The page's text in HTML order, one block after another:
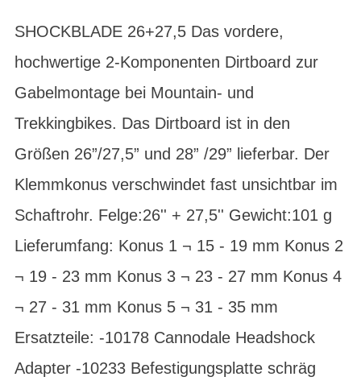
SHOCKBLADE 26+27,5 Das vordere,
hochwertige 2-Komponenten Dirtboard zur
Gabelmontage bei Mountain- und
Trekkingbikes. Das Dirtboard ist in den
Größen 26”/27,5” und 28” /29” lieferbar. Der
Klemmkonus verschwindet fast unsichtbar im
Schaftrohr. Felge:26'' + 27,5'' Gewicht:101 g
Lieferumfang: Konus 1 ¬ 15 - 19 mm Konus 2
¬ 19 - 23 mm Konus 3 ¬ 23 - 27 mm Konus 4
¬ 27 - 31 mm Konus 5 ¬ 31 - 35 mm
Ersatzteile: -10178 Cannodale Headshock
Adapter -10233 Befestigungsplatte schräg